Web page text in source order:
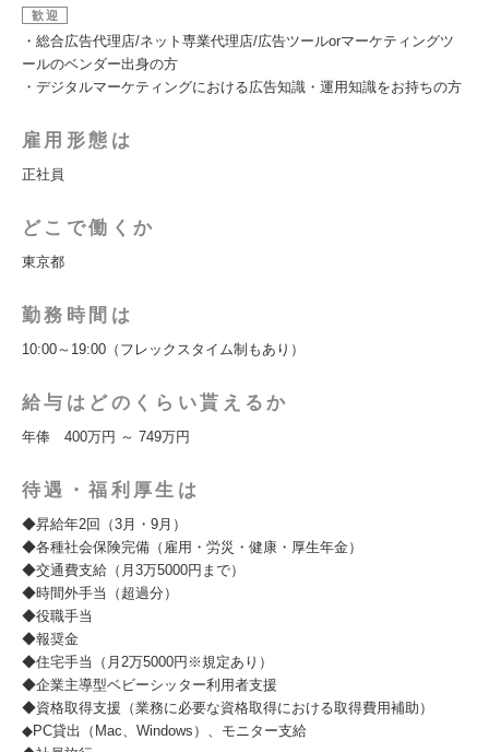
歓迎
・総合広告代理店/ネット専業代理店/広告ツールorマーケティングツ
ールのベンダー出身の方
・デジタルマーケティングにおける広告知識・運用知識をお持ちの方
雇用形態は
正社員
どこで働くか
東京都
勤務時間は
10:00～19:00（フレックスタイム制もあり）
給与はどのくらい貰えるか
年俸 400万円 ～ 749万円
待遇・福利厚生は
◆昇給年2回（3月・9月）
◆各種社会保険完備（雇用・労災・健康・厚生年金）
◆交通費支給（月3万5000円まで）
◆時間外手当（超過分）
◆役職手当
◆報奨金
◆住宅手当（月2万5000円※規定あり）
◆企業主導型ベビーシッター利用者支援
◆資格取得支援（業務に必要な資格取得における取得費用補助）
◆PC貸出（Mac、Windows）、モニター支給